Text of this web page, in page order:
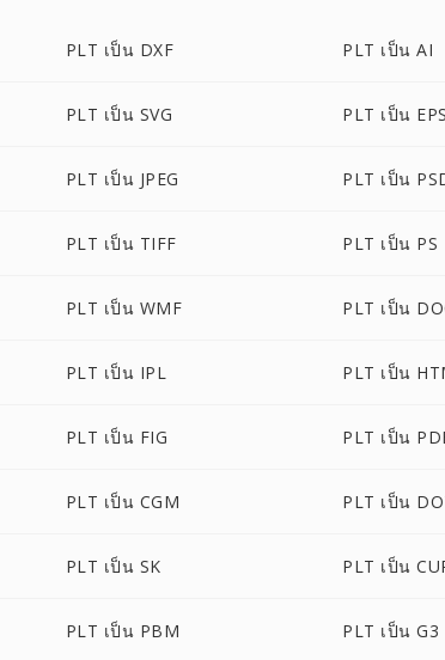
PLT เป็น DXF PLT เป็น AI
PLT เป็น SVG PLT เป็น EPS
PLT เป็น JPEG PLT เป็น
PLT เป็น TIFF PLT เป็น PS
PLT เป็น WMF PLT เป็น
PLT เป็น IPL PLT เป็น
PLT เป็น FIG PLT เป็น
PLT เป็น CGM PLT เป็น
PLT เป็น SK PLT เป็น
PLT เป็น PBM PLT เป็น G3